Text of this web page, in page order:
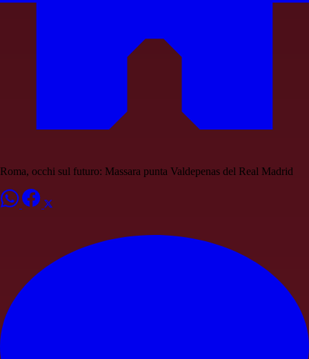
Roma, occhi sul futuro: Massara punta Valdepenas del Real Madrid